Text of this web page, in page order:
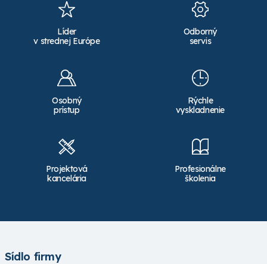
Líder
v strednej Európe
Odborný
servis
Osobný
prístup
Rýchle
vyskladnenie
Projektová
kancelária
Profesionálne
školenia
Sídlo firmy